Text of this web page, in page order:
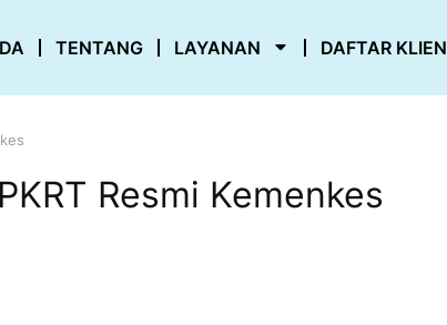
TENTANG LAYANAN DAFTAR KLIEN
Resmi Kemenkes